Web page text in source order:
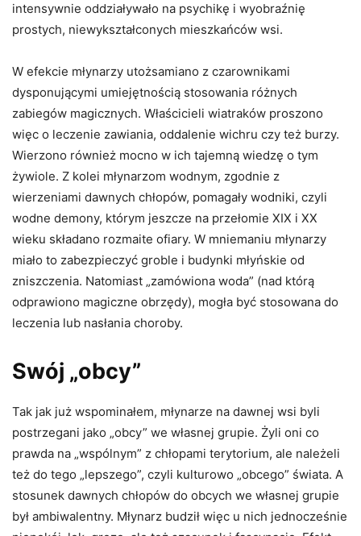
intensywnie oddziaływało na psychikę i wyobraźnię
prostych, niewykształconych mieszkańców wsi.
W efekcie młynarzy utożsamiano z czarownikami
dysponującymi umiejętnością stosowania różnych
zabiegów magicznych. Właścicieli wiatraków proszono
więc o leczenie zawiania, oddalenie wichru czy też burzy.
Wierzono również mocno w ich tajemną wiedzę o tym
żywiole. Z kolei młynarzom wodnym, zgodnie z
wierzeniami dawnych chłopów, pomagały wodniki, czyli
wodne demony, którym jeszcze na przełomie XIX i XX
wieku składano rozmaite ofiary. W mniemaniu młynarzy
miało to zabezpieczyć groble i budynki młyńskie od
zniszczenia. Natomiast „zamówiona woda” (nad którą
odprawiono magiczne obrzędy), mogła być stosowana do
leczenia lub nasłania choroby.
Swój „obcy”
Tak jak już wspominałem, młynarze na dawnej wsi byli
postrzegani jako „obcy” we własnej grupie. Żyli oni co
prawda na „wspólnym” z chłopami terytorium, ale należeli
też do tego „lepszego”, czyli kulturowo „obcego” świata. A
stosunek dawnych chłopów do obcych we własnej grupie
był ambiwalentny. Młynarz budził więc u nich jednocześnie